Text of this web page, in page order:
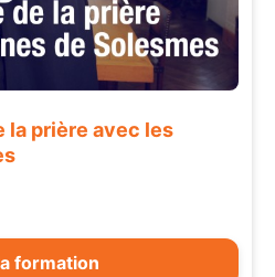
la prière avec les
formation